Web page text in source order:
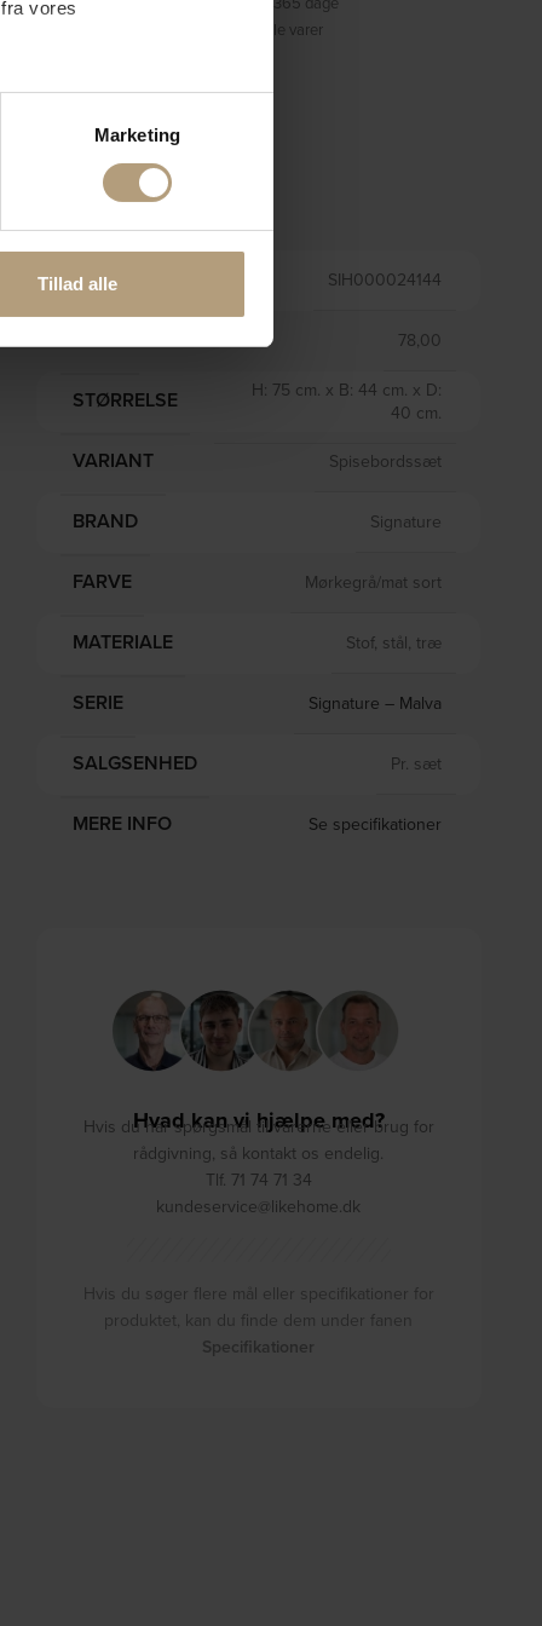
vores
oplysninger, du har givet
Marketing
Tillad alle
Prisgaranti på alle varer
Information
VARENR. SIH000024144
VÆGT 78,00
STØRRELSE
H: 75 cm. x B: 44 cm. x D:
40 cm.
VARIANT Spisebordssæt
BRAND Signature
FARVE Mørkegrå/mat sort
MATERIALE Stof, stål, træ
SERIE Signature – Malva
SALGSENHED Pr. sæt
MERE INFO Se specifikationer
Hvad kan vi hjælpe med?
Hvis du har spørgsmål til varerne eller brug for
rådgivning, så kontakt os endelig.
Tlf. 71 74 71 34
kundeservice@likehome.dk
Hvis du søger flere mål eller specifikationer for
produktet, kan du finde dem under fanen
Specifikationer